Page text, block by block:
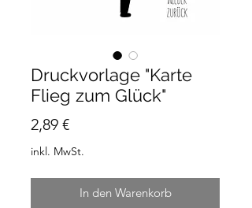
Druckvorlage "Karte
Flieg zum Glück"
2,89 €Preis
inkl. MwSt.
In den Warenkorb